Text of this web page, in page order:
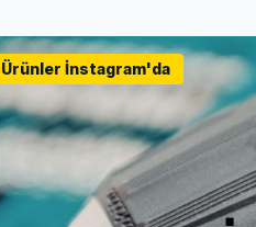
İnstagram'da